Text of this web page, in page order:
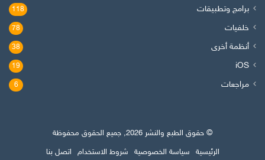
برامج وتطبيقات 118
خلفيات 78
أنظمة أخرى 38
iOS
19
مراجعات 6
© حقوق الطبع والنشر 2026, جميع الحقوق محفوظة
الرئيسية
سياسة الخصوصية شروط الاستخدام اتصل بنا